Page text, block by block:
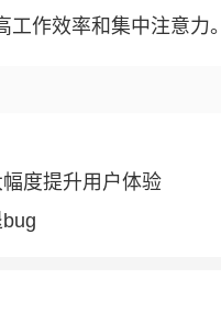
工作效率和集中注意力。
度提升用户体验